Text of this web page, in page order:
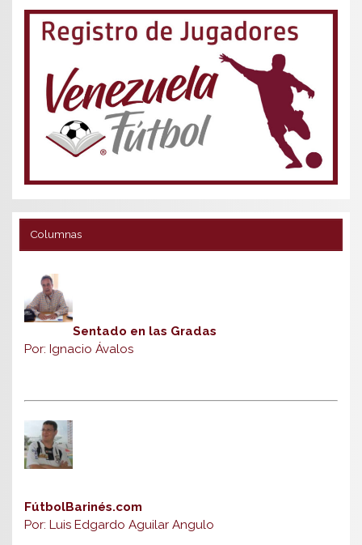
Columnas
Sentado en las Gradas
Por: Ignacio Ávalos
FútbolBarinés.com
Por: Luis Edgardo Aguilar Angulo